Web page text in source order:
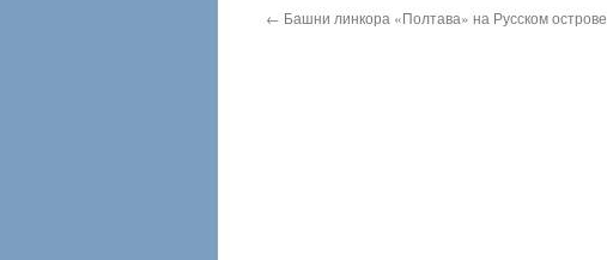
← Башни линкора «Полтава» на Русском острове